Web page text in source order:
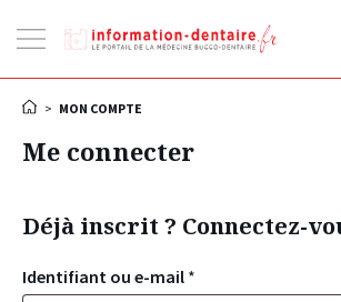
la
> MON COMPTE
Me connecter
Déjà inscrit ? Connectez-
Identifiant ou e-mail *